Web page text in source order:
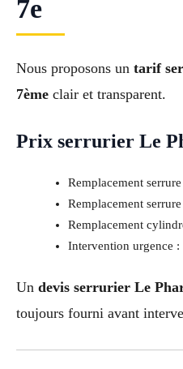
7e
Nous proposons un tarif
7ème clair et transparent.
Prix serrurier Le
Remplacement
Remplacement
Remplacement
Intervention urgence
Un devis serrurier Le
toujours fourni avant